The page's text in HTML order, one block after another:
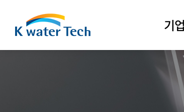
기
(구